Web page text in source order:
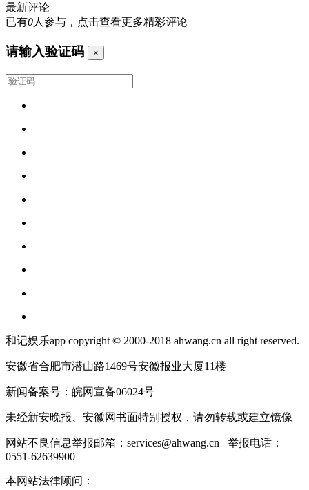
最新评论
已有0人参与，点击查看更多精彩评论
请输入验证码 ×
和记娱乐app copyright © 2000-2018 ahwang.cn all right reserved.
安徽省合肥市潜山路1469号安徽报业大厦11楼
新闻备案号：皖网宣备06024号
未经新安晚报、安徽网书面特别授权，请勿转载或建立镜像
网站不良信息举报邮箱： services@ahwang.cn 举报电话：
0551-62639900
本网站法律顾问：